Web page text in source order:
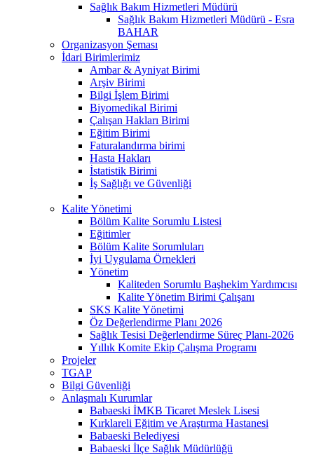
Sağlık Bakım Hizmetleri Müdürü
Sağlık Bakım Hizmetleri Müdürü - Esra
BAHAR
Organizasyon Şeması
İdari Birimlerimiz
Ambar & Ayniyat Birimi
Arşiv Birimi
Bilgi İşlem Birimi
Biyomedikal Birimi
Çalışan Hakları Birimi
Eğitim Birimi
Faturalandırma birimi
Hasta Hakları
İstatistik Birimi
İş Sağlığı ve Güvenliği
Kalite Yönetimi
Bölüm Kalite Sorumlu Listesi
Eğitimler
Bölüm Kalite Sorumluları
İyi Uygulama Örnekleri
Yönetim
Kaliteden Sorumlu Başhekim Yardımcısı
Kalite Yönetim Birimi Çalışanı
SKS Kalite Yönetimi
Öz Değerlendirme Planı 2026
Sağlık Tesisi Değerlendirme Süreç Planı-2026
Yıllık Komite Ekip Çalışma Programı
Projeler
TGAP
Bilgi Güvenliği
Anlaşmalı Kurumlar
Babaeski İMKB Ticaret Meslek Lisesi
Kırklareli Eğitim ve Araştırma Hastanesi
Babaeski Belediyesi
Babaeski İlçe Sağlık Müdürlüğü